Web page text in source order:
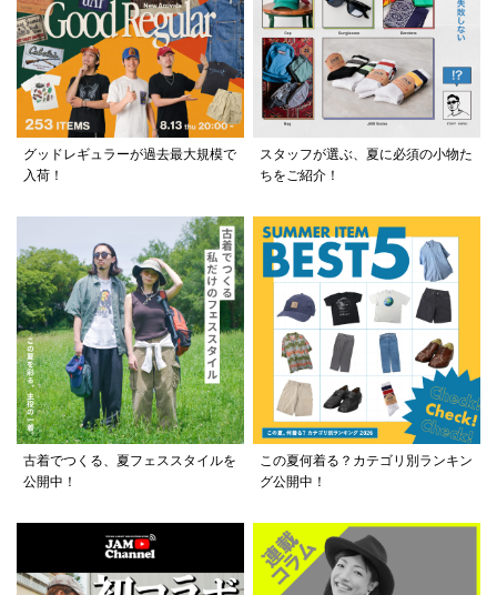
グッドレギュラーが過去最大規模で
入荷！
スタッフが選ぶ、夏に必須の小物た
ちをご紹介！
古着でつくる、夏フェススタイルを
公開中！
この夏何着る？カテゴリ別ランキン
グ公開中！